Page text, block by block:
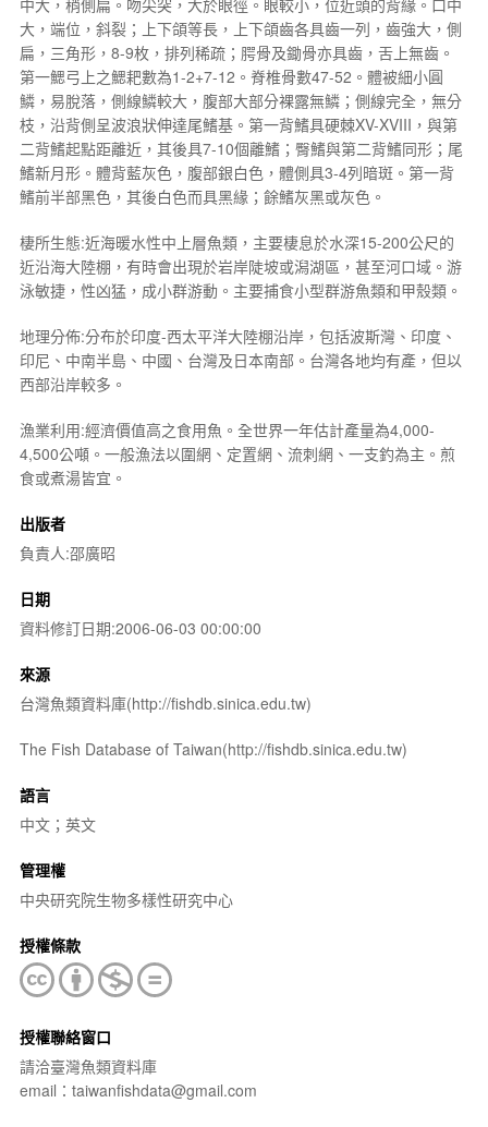
大，端位，斜裂；上下頜等長，上下頜齒各具齒一列，齒強大，側
扁，三角形，8-9枚，排列稀疏；腭骨及鋤骨亦具齒，舌上無齒。
第一鰓弓上之鰓耙數為1-2+7-12。脊椎骨數47-52。體被細小圓
鱗，易脫落，側線鱗較大，腹部大部分裸露無鱗；側線完全，無分
枝，沿背側呈波浪狀伸達尾鰭基。第一背鰭具硬棘XV-XVIII，與第
二背鰭起點距離近，其後具7-10個離鰭；臀鰭與第二背鰭同形；尾
鰭新月形。體背藍灰色，腹部銀白色，體側具3-4列暗斑。第一背
鰭前半部黑色，其後白色而具黑緣；餘鰭灰黑或灰色。
棲所生態:近海暖水性中上層魚類，主要棲息於水深15-200公尺的
近沿海大陸棚，有時會出現於岩岸陡坡或潟湖區，甚至河口域。游
泳敏捷，性凶猛，成小群游動。主要捕食小型群游魚類和甲殼類。
地理分佈:分布於印度-西太平洋大陸棚沿岸，包括波斯灣、印度、
印尼、中南半島、中國、台灣及日本南部。台灣各地均有產，但以
西部沿岸較多。
漁業利用:經濟價值高之食用魚。全世界一年估計產量為4,000-
4,500公噸。一般漁法以圍網、定置網、流刺網、一支釣為主。煎
食或煮湯皆宜。
出版者
負責人:邵廣昭
日期
資料修訂日期:2006-06-03 00:00:00
來源
台灣魚類資料庫(http://fishdb.sinica.edu.tw)
The Fish Database of Taiwan(http://fishdb.sinica.edu.tw)
語言
中文；英文
管理權
中央研究院生物多樣性研究中心
授權條款
授權聯絡窗口
請洽臺灣魚類資料庫
email：taiwanfishdata@gmail.com